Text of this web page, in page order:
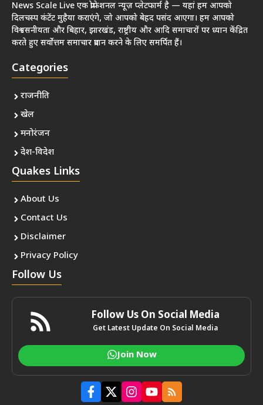
News Scale Live एक प्रोफेशनल न्यूज़ प्लेटफार्म है — यहां हम आपको
दिलचस्प कंटेंट मुहैया कराएंगे, जो आपको बेहद पसंद आएगा। हम आपको
विश्वसनीयता और बिहार, झारखंड, राष्ट्रीय और आदि समाचारों पर ध्यान केंद्रित
करते हुए सर्वोत्तम समाचार प्रदान करने के लिए समर्पित हैं।
Categories
राजनीति
खेल
मनोरंजन
देश-विदेश
Quakes Links
About Us
Contact Us
Disclaimer
Privacy Policy
Follow Us
Follow Us On Social Media
Get Latest Update On Social Media
Join Now